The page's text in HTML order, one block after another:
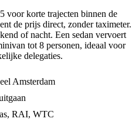
voor korte trajecten binnen de
de prijs direct, zonder taximeter.
of nacht. Een sedan vervoert
tot 8 personen, ideaal voor
delegaties.
Amsterdam
RAI, WTC